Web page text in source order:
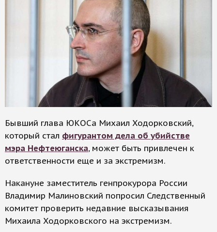
Бывший глава ЮКОСа Михаил Ходорковский,
который стал фигурантом дела об убийстве
мэра Нефтеюганска, может быть привлечен к
ответственности еще и за экстремизм.
Накануне заместитель генпрокурора России
Владимир Малиновский попросил Следственный
комитет проверить недавние высказывания
Михаила Ходорковского на экстремизм.